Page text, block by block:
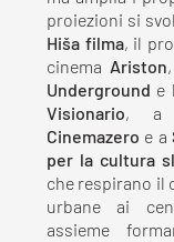
proiezioni si
Hiša filma, il
cinema Ariston
Underground e
Visionario, a
Cinemazero e a
per la cultura
che respirano il
urbane ai
assieme